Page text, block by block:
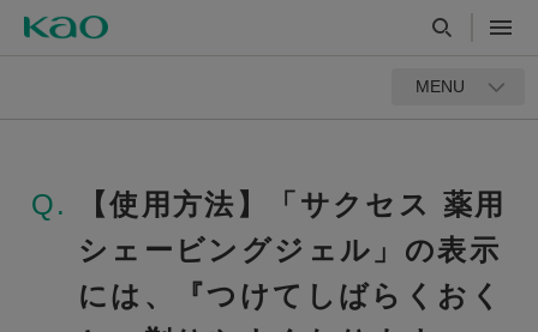
MENU
Q.
【使用方法】「サクセス 薬用
シェービングジェル」の表示
には、『つけてしばらくおく